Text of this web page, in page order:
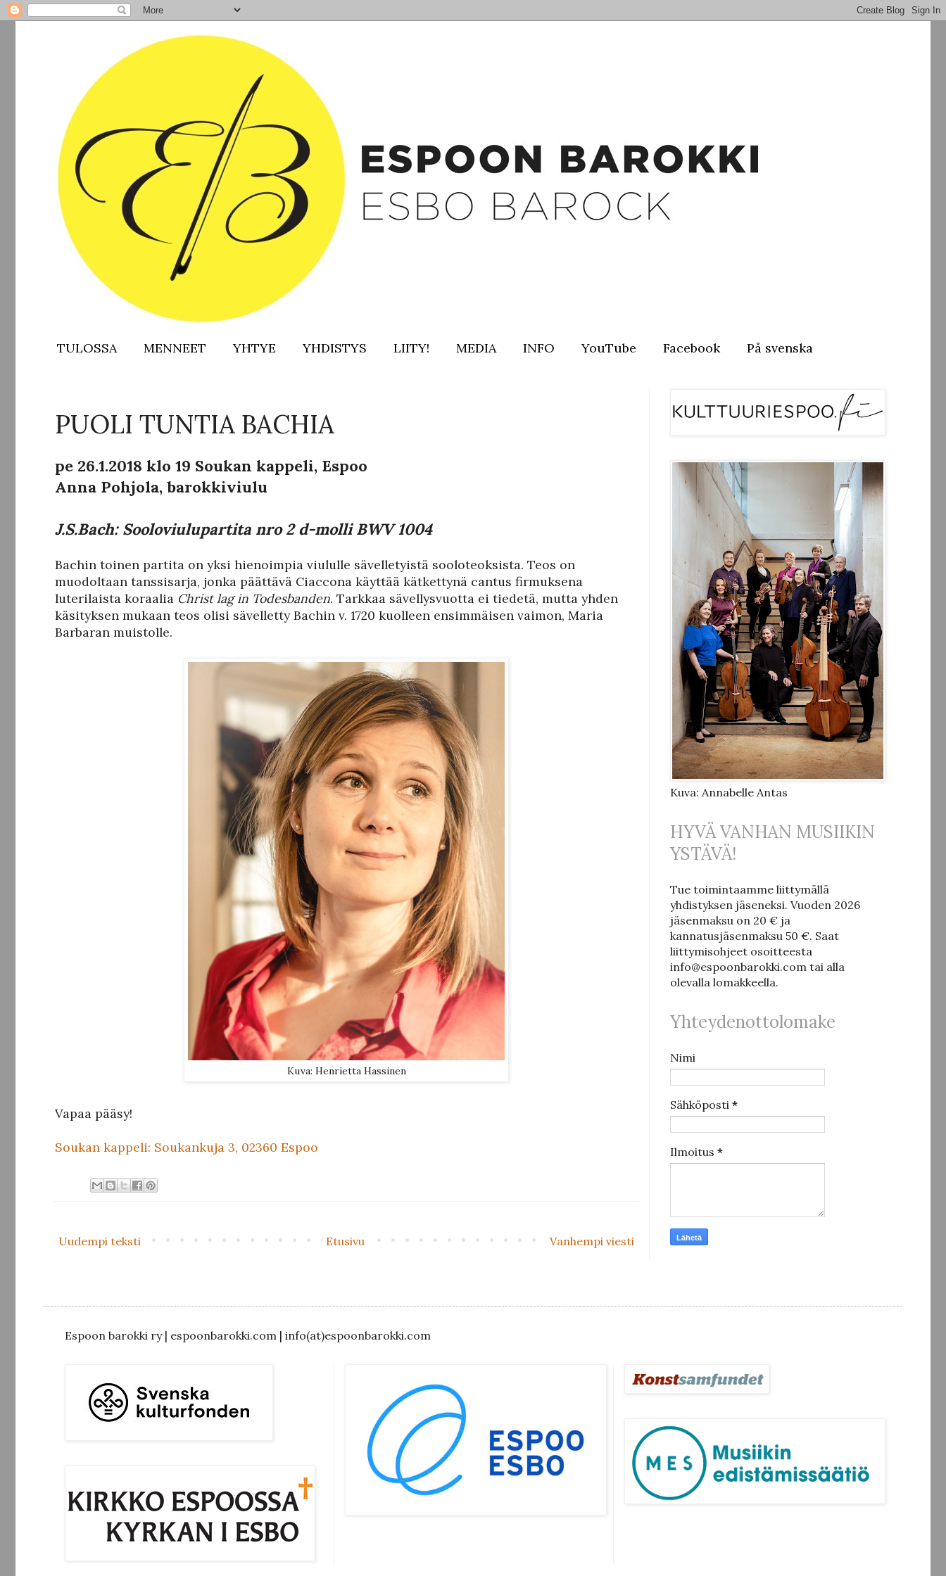
TULOSSA MENNEET YHTYE YHDISTYS LIITY! MEDIA INFO YouTube Facebook På svenska
PUOLI TUNTIA BACHIA
pe 26.1.2018 klo 19 Soukan kappeli, Espoo
Anna Pohjola, barokkiviulu
J.S.Bach: Sooloviulupartita nro 2 d-molli BWV 1004
Bachin toinen partita on yksi hienoimpia viululle sävelletyistä sooloteoksista. Teos on
muodoltaan tanssisarja, jonka päättävä Ciaccona käyttää kätkettynä cantus firmuksena
luterilaista koraalia Christ lag in Todesbanden. Tarkkaa sävellysvuotta ei tiedetä, mutta yhden
käsityksen mukaan teos olisi sävelletty Bachin v. 1720 kuolleen ensimmäisen vaimon, Maria
Barbaran muistolle.
Kuva: Henrietta Hassinen
Vapaa pääsy!
Soukan kappeli: Soukankuja 3, 02360 Espoo
Uudempi teksti Vanhempi viesti
Etusivu
Kuva: Annabelle Antas
HYVÄ VANHAN MUSIIKIN
YSTÄVÄ!
Tue toimintaamme liittymällä
yhdistyksen jäseneksi. Vuoden 2026
jäsenmaksu on 20 € ja
kannatusjäsenmaksu 50 €. Saat
liittymisohjeet osoitteesta
info@espoonbarokki.com tai alla
olevalla lomakkeella.
Yhteydenottolomake
Nimi
Sähköposti *
Ilmoitus *
Espoon barokki ry | espoonbarokki.com | info(at)espoonbarokki.com